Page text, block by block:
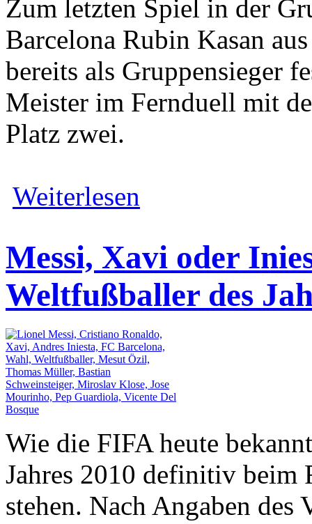
Zum letzten Spiel in der
Barcelona Rubin Kasan
bereits als Gruppensieger
Meister im Fernduell mit
Platz zwei.
Weiterlesen
Messi, Xavi oder
Weltfußballer des
Wie die FIFA heute
Jahres 2010 definitiv beim
stehen. Nach Angaben des